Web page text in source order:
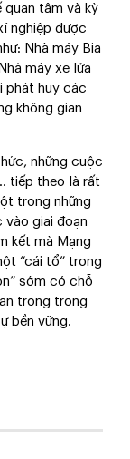
quan tâm và kỳ
nghiệp được
Nhà máy Bia
máy xe lửa
phát huy các
không gian
những cuộc
tiếp theo là rất
trong những
vào giai đoạn
kết mà Mạng
“cái tổ” trong
sớm có chỗ
trọng trong
bền vững.